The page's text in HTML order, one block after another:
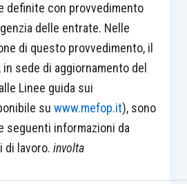
definite con provvedimento
delle entrate. Nelle
di questo provvedimento, il
sede di aggiornamento del
Linee guida sui
su www.mefop.it), sono
seguenti informazioni da
di lavoro. involta